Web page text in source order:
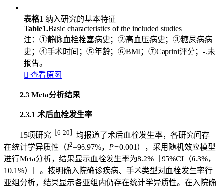
表格1 纳入研究的基本特征
Table1.Basic characteristics of the included studies
注：①静脉血栓栓塞病史；②高血压病史；③糖尿病病
史；④手术时间；⑤年龄；⑥BMI；⑦Caprini评分；-.未
报告。
 查看原图
2.3 Meta分析结果
2.3.1 术后血栓发生率
15项研究 ［6-20］ 均报道了术后血栓发生率，各研究间存
在统计学异质性（I2=96.97%， P=0.001），采用随机效应模型
进行Meta分析，结果显示血栓发生率为8.2%［95%CI（6.3%，
10.1%）］。按明确入院确诊疾病、手术类型对血栓发生率行
亚组分析，结果显示各亚组内仍存在统计学异质性。在入院确